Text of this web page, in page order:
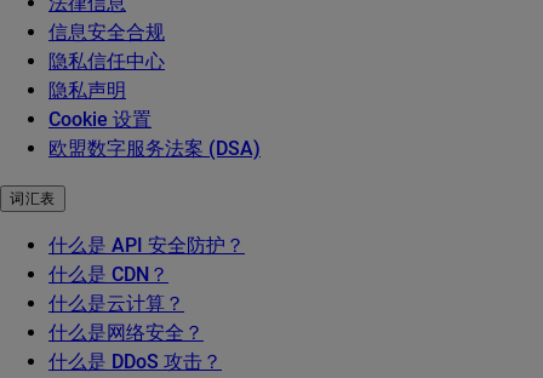
信息安全合规
隐私信任中心
隐私声明
Cookie 设置
欧盟数字服务法案 (DSA)
词汇表
什么是 API 安全防护？
什么是 CDN？
什么是云计算？
什么是网络安全？
什么是 DDoS 攻击？